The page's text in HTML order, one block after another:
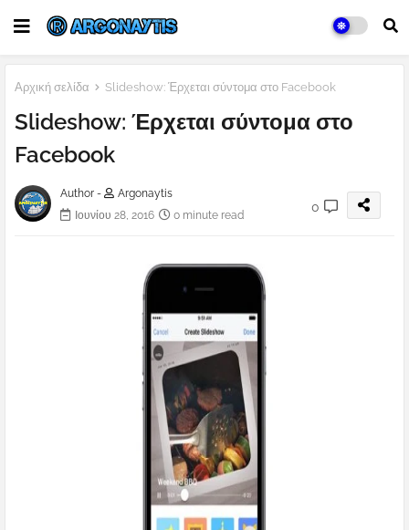
Αρχική σελίδα Slideshow: Έρχεται σύντομα στο Facebook
Slideshow: Έρχεται σύντομα στο
Facebook
Author -
Argonaytis
Ιουνίου 28, 2016
0 minute read
0